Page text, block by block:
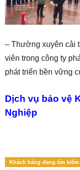
– Thường xuyên cải
viên trong công ty
phát triển bền vững
Dịch vụ bảo vệ
Nghiệp
Khách hàng đang tìm